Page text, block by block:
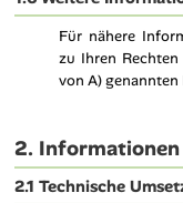
Für nähere
zu Ihren
von A)
2.
2.1 Technische